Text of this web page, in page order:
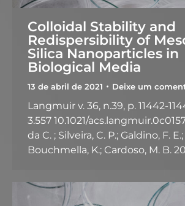
Colloidal Stability and
Redispersibility of
Silica Nanoparticles in
Biological Media
13 de abril de 2021 Deixe um
Langmuir v. 36, n.39, p. 11442-
3.557 10.1021/
da C. ; Silveira, C. P.; Galdino, F.
Bouchmella, K.; Cardoso, M. B.